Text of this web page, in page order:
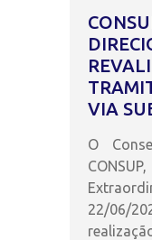
VIA
O
22/06/